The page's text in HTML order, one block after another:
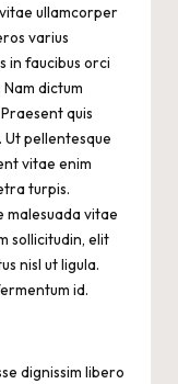
ullamcorper
varius
in faucibus orci
dictum
quis
Ut pellentesque
vitae enim
turpis.
malesuada vitae
sollicitudin, elit
nisl ut ligula.
id.
dignissim libero